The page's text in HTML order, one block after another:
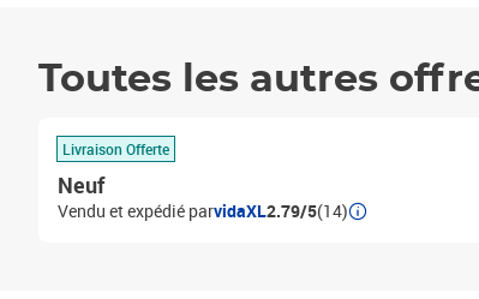
Toutes les autres
Livraison Offerte
Neuf
Vendu et expédié parvidaXL2.79/5(14)